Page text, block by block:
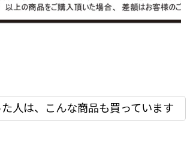
人は、こんな商品も買っています